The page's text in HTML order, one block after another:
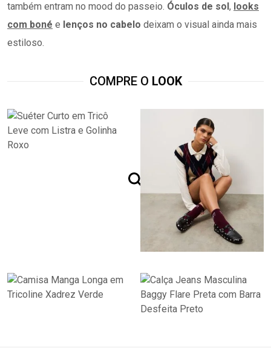
também entram no mood do passeio. Óculos de sol, looks
com boné e lenços no cabelo deixam o visual ainda mais
estiloso.
COMPRE O LOOK